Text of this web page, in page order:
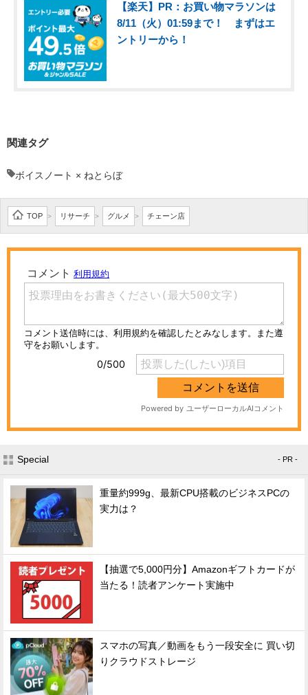
【楽天】PR：お買い物マラソンは
8/11（火）01:59まで！ まずはエ
ントリーから！
関連タグ
ボイスノート × ねとらぼ
TOP > リサーチ > グルメ > チェーン店
Special - PR -
重量約999g、最新CPU搭載のビジネスPCの
実力は？
【抽選で5,000円分】Amazonギフトカードが
当たる！読者アンケート実施中
スマホの写真／動画をもう一段安全に 買い切
りクラウドストレージ